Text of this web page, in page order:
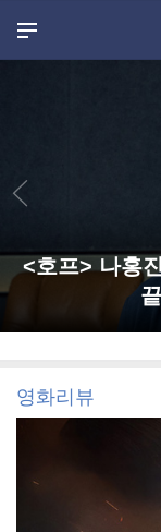
<호프> 나홍
영화리뷰